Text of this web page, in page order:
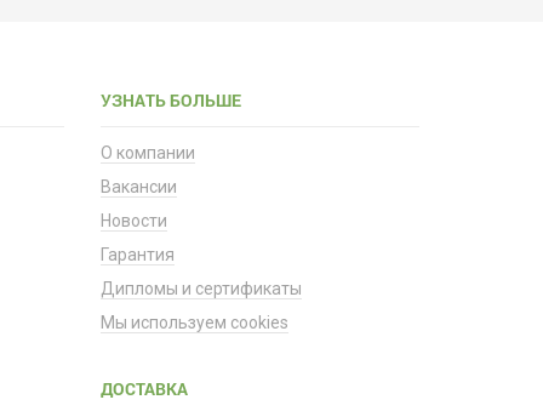
УЗНАТЬ БОЛЬШЕ
О компании
Вакансии
Новости
Гарантия
Дипломы и сертификаты
Мы используем cookies
ДОСТАВКА